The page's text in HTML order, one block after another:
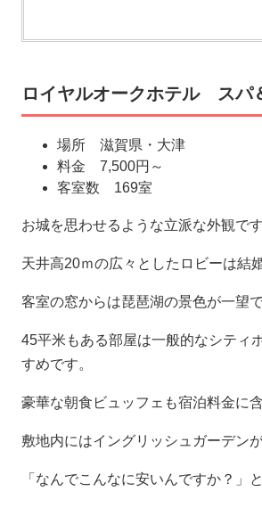
ロイヤルオークホテル スパ
場所 滋賀県・大津
料金 7,500円～
客室数 169室
お城を思わせるような立派な外観です
天井高20ｍの広々としたロビーは結
客室の窓からは琵琶湖の景色が一望で
45平米もある部屋は一般的なシティ
すめです。
豪華な朝食ビュッフェも宿泊料金に含
敷地内にはイングリッシュガーデン
「なんでこんなに安いんですか？」